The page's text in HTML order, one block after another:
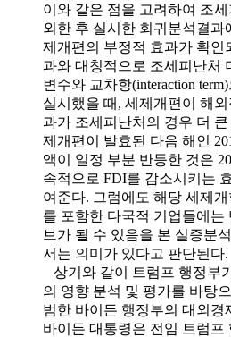
이와 같은 점을 고려하여 조
외한 후 실시한 회귀분석결과
제개편의 부정적 효과가 확인
과와 대칭적으로 조세피난처
변수와 교차항(interaction
실시했을 때, 세제개편이 해
과가 조세피난처의 경우 더
제개편이 발효된 다음 해인
액이 일정 부분 반등한 것은
속적으로 FDI를 감소시키는
여준다. 그럼에도 해당 세제
를 포함한 다국적 기업들에는
브가 될 수 있음을 본 실증분
서는 의미가 있다고 판단된다.
상기와 같이 트럼프 행정부
의 영향 분석 및 평가를 바탕
범한 바이든 행정부의 대외경
바이든 대통령은 전임 트럼프